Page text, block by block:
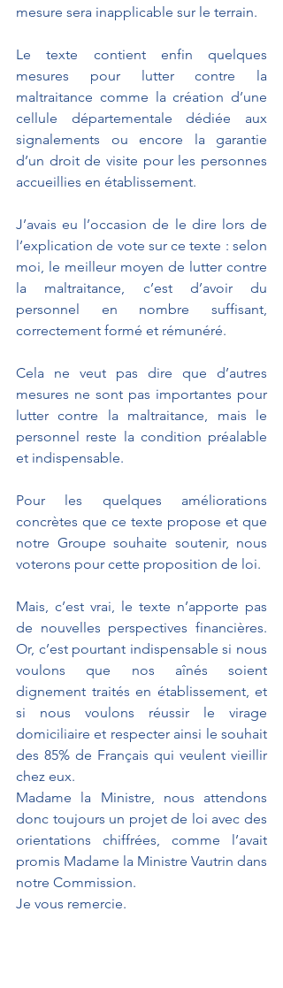
mesure sera inapplicable sur le terrain.
Le texte contient enfin quelques
mesures pour lutter contre la
maltraitance comme la création d’une
cellule départementale dédiée aux
signalements ou encore la garantie
d’un droit de visite pour les personnes
accueillies en établissement.
J’avais eu l’occasion de le dire lors de
l’explication de vote sur ce texte : selon
moi, le meilleur moyen de lutter contre
la maltraitance, c’est d’avoir du
personnel en nombre suffisant,
correctement formé et rémunéré.
Cela ne veut pas dire que d’autres
mesures ne sont pas importantes pour
lutter contre la maltraitance, mais le
personnel reste la condition préalable
et indispensable.
Pour les quelques améliorations
concrètes que ce texte propose et que
notre Groupe souhaite soutenir, nous
voterons pour cette proposition de loi.
Mais, c’est vrai, le texte n’apporte pas
de nouvelles perspectives financières.
Or, c’est pourtant indispensable si nous
voulons que nos aînés soient
dignement traités en établissement, et
si nous voulons réussir le virage
domiciliaire et respecter ainsi le souhait
des 85% de Français qui veulent vieillir
chez eux.
Madame la Ministre, nous attendons
donc toujours un projet de loi avec des
orientations chiffrées, comme l’avait
promis Madame la Ministre Vautrin dans
notre Commission.
Je vous remercie.